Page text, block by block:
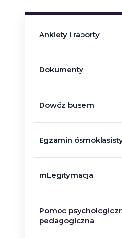
Ankiety i raporty
Dokumenty
Dowóz busem
Egzamin
mLegitymacja
Pomoc
pedagogiczna